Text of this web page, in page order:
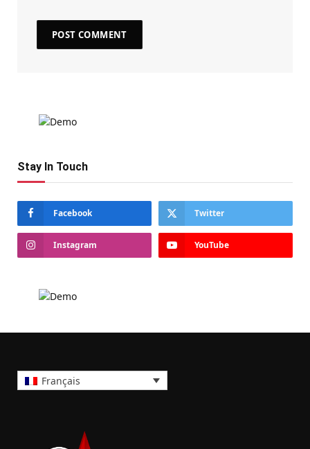
Stay In Touch
Facebook Twitter
Instagram YouTube
Français